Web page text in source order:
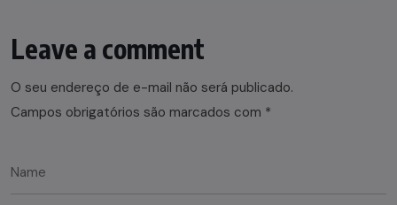
Leave a comment
O seu endereço de e-mail não será publicado.
Campos obrigatórios são marcados com *